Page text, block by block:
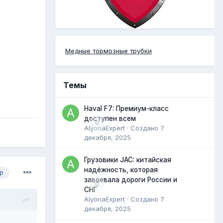
Медные тормозные трубки
Темы
0
Haval F7: Премиум-класс
доступен всем
AlyonaExpert · Создано 7
декабря, 2025
0
Грузовики JAC: китайская
надёжность, которая
завоевала дороги России и
СНГ
AlyonaExpert · Создано 7
декабря, 2025